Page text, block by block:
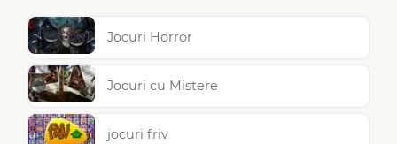
Jocuri Horror
Jocuri cu Mistere
jocuri friv